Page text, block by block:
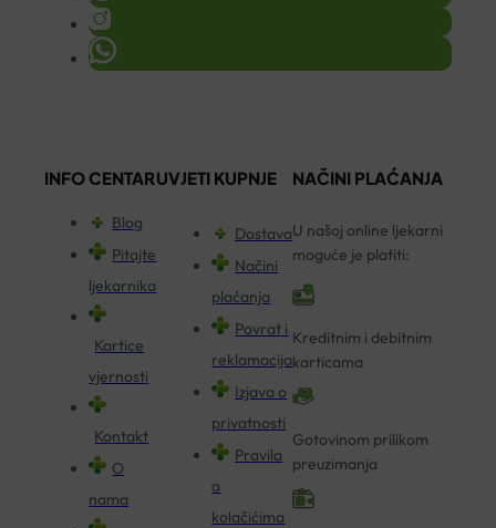
INFO CENTAR
Blog
Pitajte
ljekarnika
Kartice
vjernosti
Kontakt
O
nama
UVJETI KUPNJE
Dostava
Načini
plaćanja
Povrat i
reklamacija
Izjava o
privatnosti
Pravila
o
kolačićima
NAČINI PLAĆANJA
U našoj online ljekarni
moguće je platiti:
Kreditnim i debitnim
karticama
Gotovinom prilikom
preuzimanja